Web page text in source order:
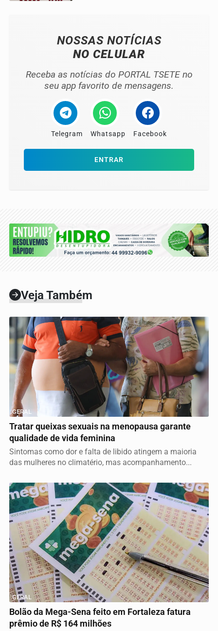
NOSSAS NOTÍCIAS
NO CELULAR
Receba as notícias do PORTAL TSETE no
seu app favorito de mensagens.
Telegram Whatsapp Facebook
ENTRAR
Veja Também
GERAL
Tratar queixas sexuais na menopausa garante
qualidade de vida feminina
Sintomas como dor e falta de libido atingem a maioria
das mulheres no climatério, mas acompanhamento...
GERAL
Bolão da Mega-Sena feito em Fortaleza fatura
prêmio de R$ 164 milhões